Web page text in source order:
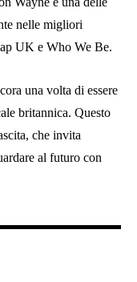
nelle migliori
UK e Who We Be.
una volta di essere
britannica. Questo
che invita
al futuro con